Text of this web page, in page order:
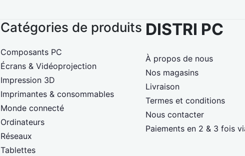
Catégories de produits
Composants PC
Écrans & Vidéoprojection
Impression 3D
Imprimantes & consommables
Monde connecté
Ordinateurs
Réseaux
Tablettes
DISTRI PC
À propos de nous
Nos magasins
Livraison
Termes et conditions
Nous contacter
Paiements en 2 & 3 fois